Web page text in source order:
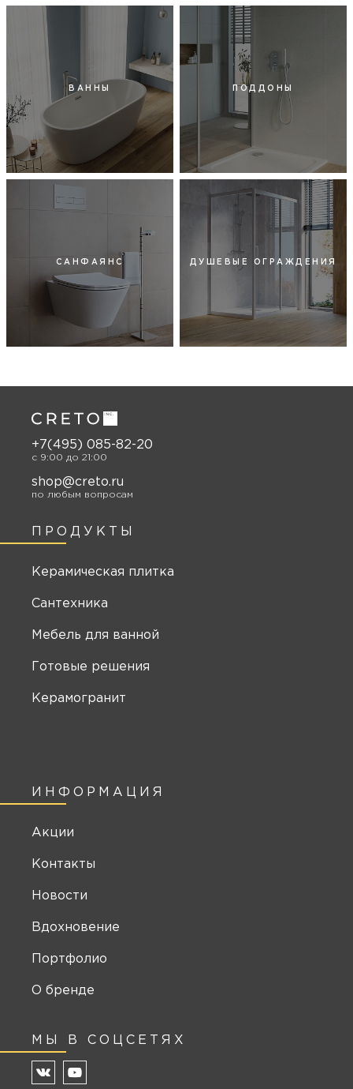
ВАННЫ ПОДДОНЫ
САНФАЯНС ДУШЕВЫЕ ОГРАЖДЕНИЯ
ИНФОРМАЦИЯ
Акции
Контакты
Новости
Вдохновение
Портфолио
О бренде
МЫ В СОЦСЕТЯХ
ПРОДУКТЫ
Керамическая плитка
Сантехника
Мебель для ванной
Готовые решения
Керамогранит
+7(495) 085-82-20
c 9:00 до 21:00
shop@creto.ru
по любым вопросам